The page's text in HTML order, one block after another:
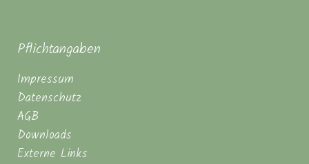
Pflichtangaben
Impressum
Datenschutz
AGB
Downloads
Externe Links